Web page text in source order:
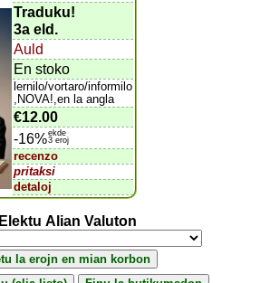
Traduku!
3a eld.
Auld
En stoko
lernilo/vortaro/informilo
,NOVA!,en la angla
€12.00
-16%ekde
3 eroj
recenzo
pritaksi
detaloj
Elektu Alian Valuton